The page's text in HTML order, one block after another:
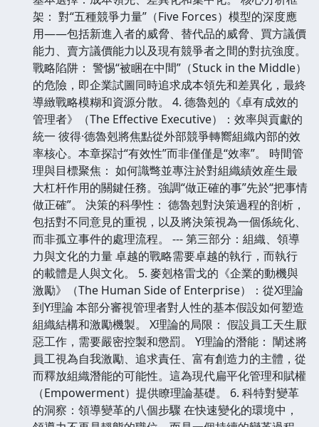
架： 對“五種競爭力量”（Five Forces）模型的深度應
用——包括新進入者的威脅、替代品的威脅、買方議價
能力、賣方議價能力以及現有競爭者之間的對抗強度。
戰略陷阱： 警惕“被睏在中間”（Stuck in the Middle）
的危險，即企業試圖同時追求成本領先和差異化，最終
導緻戰略模糊和資源分散。 4. 德魯剋的《卓有成效的
管理者》（The Effective Executive）：效率與貢獻的
統一 彼得·德魯剋將焦點從外部競爭轉嚮組織內部的效
率核心。本章探討“有效性”而非僅僅是“效率”。 時間管
理與目標聚焦： 如何識彆並專注於對組織績效産生最
大杠杆作用的關鍵任務。強調“做正確的事”先於“把事情
做正確”。 決策的科學性： 德魯剋對決策過程的剖析，
包括對不同意見的重視，以及將決策視為一個係統化、
而非孤立事件的處理流程。 --- 第三部分：組織、領導
力與文化的力量 卓越的戰略需要卓越的執行，而執行
的載體是人與文化。 5. 麥剋格雷戈的《企業的動機與
激勵》（The Human Side of Enterprise）：從X理論
到Y理論 本部分審視管理者對人性的基本假設如何塑造
組織結構和激勵機製。 X理論的局限： 假設員工天生厭
惡工作，需要嚴密控製和懲罰。 Y理論的潛能： 闡述將
員工視為自我激勵、追求責任、富有創造力的主體，從
而釋放組織潛能的可能性。這為現代扁平化管理和賦權
（Empowerment）提供瞭理論基礎。 6. 科特對變革
的洞察：領導變革的八個步驟 在快速變化的環境中，